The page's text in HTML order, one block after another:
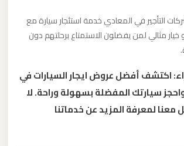
التأجير في المعادي خدمة استئجار سيارة مع
مثالي لمن يفضلون الاستمتاع برحلتهم دون
اكتشف أفضل عروض ايجار السيارات في
سيارتك المفضلة بسهولة وراحة. لا
معنا لمعرفة المزيد عن خدماتنا